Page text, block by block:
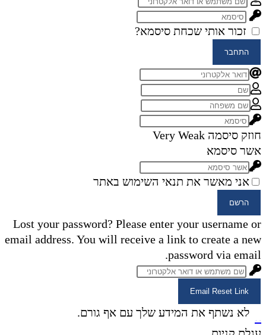
זכור אותי שכחת סיסמא?
התחבר
חוזק סיסמה Very Weak
אשר סיסמא
אני מאשר את תנאי השימוש באתר
הרשם
Lost your password? Please enter your username or
email address. You will receive a link to create a new
password via email.
Email Reset Link
לא נשתף את המידע שלך עם אף גורם.
×
×